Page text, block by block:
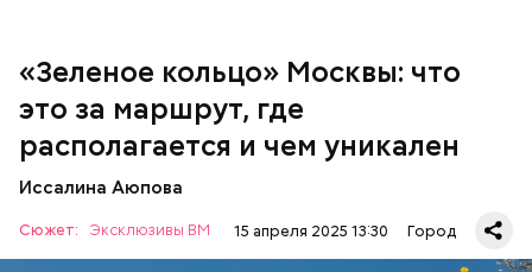
«Зеленое кольцо» Москвы: что
это за маршрут, где
располагается и чем уникален
Иссалина Аюпова
Сюжет: Эксклюзивы ВМ 15 апреля 2025 13:30 Город